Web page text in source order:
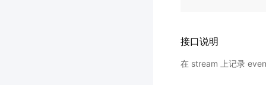
接口说明
在 stream 上记录